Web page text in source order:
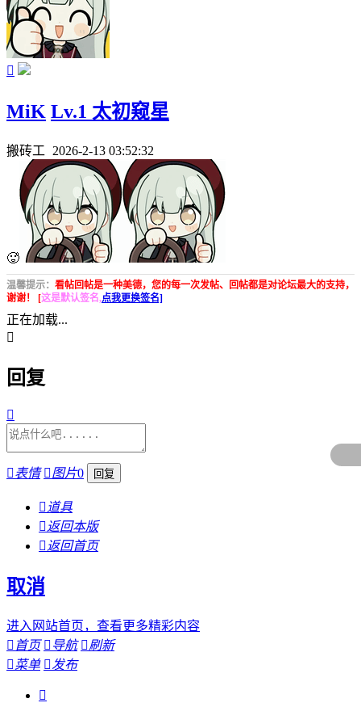

MiK Lv.1 太初窥星
搬砖工 2026-2-13 03:52:32
🥵
温馨提示： 看帖回帖是一种美德，您的每一次发帖、回帖都是对论坛最大的支持，
谢谢！ [这是默认签名,点我更换签名]
正在加载...

回复

表情 图片0
道具
返回本版
返回首页
取消
进入网站首页，查看更多精彩内容
 首页  导航 刷新
菜单 发布
